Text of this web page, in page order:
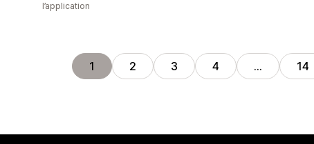
l’application
1 2 3 4 … 14